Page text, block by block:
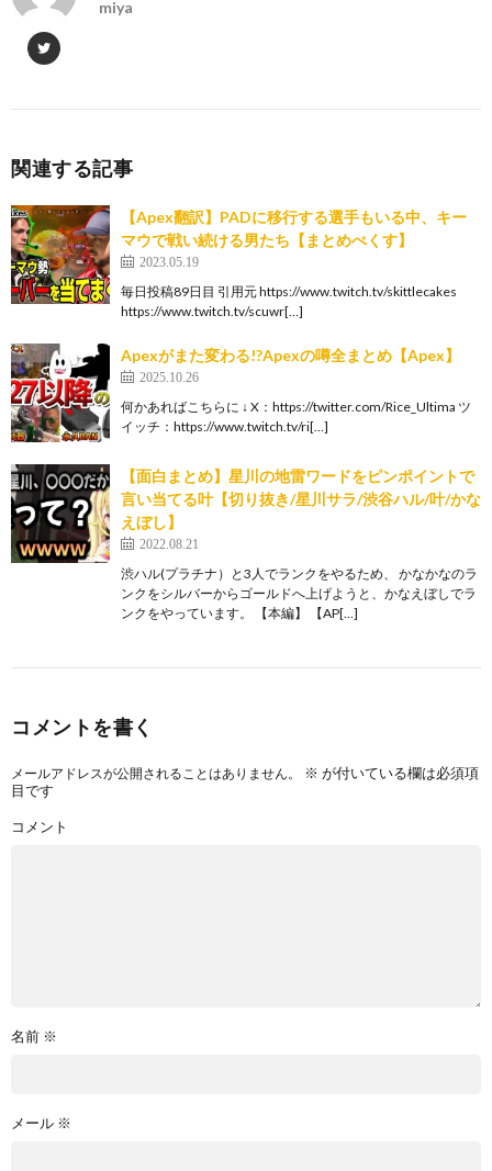
miya
関連する記事
【Apex翻訳】PADに移行する選手もいる中、キー
マウで戦い続ける男たち【まとめぺくす】
2023.05.19
毎日投稿89日目 引用元 https://www.twitch.tv/skittlecakes
https://www.twitch.tv/scuwr[…]
Apexがまた変わる!?Apexの噂全まとめ【Apex】
2025.10.26
何かあればこちらに ↓ X：https://twitter.com/Rice_Ultima ツ
イッチ：https://www.twitch.tv/ri[…]
【面白まとめ】星川の地雷ワードをピンポイントで
言い当てる叶【切り抜き/星川サラ/渋谷ハル/叶/かな
えぼし】
2022.08.21
渋ハル(プラチナ）と3人でランクをやるため、 かなかなのラ
ンクをシルバーからゴールドへ上げようと、かなえぼしでラ
ンクをやっています。 【本編】 【AP[…]
コメントを書く
メールアドレスが公開されることはありません。 ※ が付いている欄は必須項
目です
コメント
名前 ※
メール ※